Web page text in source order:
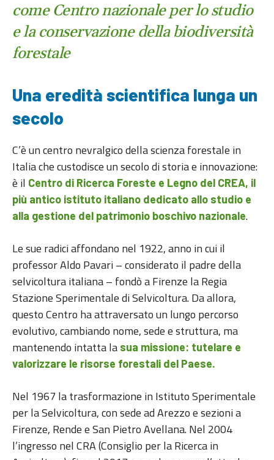
come Centro nazionale per lo studio
e la conservazione della biodiversità
forestale
Una eredità scientifica lunga un
secolo
C’è un centro nevralgico della scienza forestale in
Italia che custodisce un secolo di storia e innovazione:
è il Centro di Ricerca Foreste e Legno del CREA, il
più antico istituto italiano dedicato allo studio e
alla gestione del patrimonio boschivo nazionale.
Le sue radici affondano nel 1922, anno in cui il
professor Aldo Pavari – considerato il padre della
selvicoltura italiana – fondò a Firenze la Regia
Stazione Sperimentale di Selvicoltura. Da allora,
questo Centro ha attraversato un lungo percorso
evolutivo, cambiando nome, sede e struttura, ma
mantenendo intatta la sua missione: tutelare e
valorizzare le risorse forestali del Paese.
Nel 1967 la trasformazione in Istituto Sperimentale
per la Selvicoltura, con sede ad Arezzo e sezioni a
Firenze, Rende e San Pietro Avellana. Nel 2004
l’ingresso nel CRA (Consiglio per la Ricerca in